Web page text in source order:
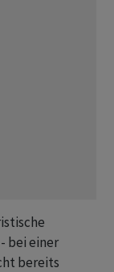
bei einer
bereits